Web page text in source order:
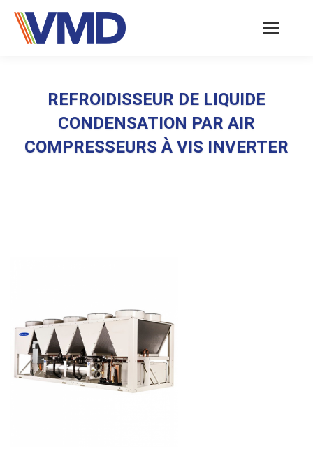
REFROIDISSEUR DE LIQUIDE
CONDENSATION PAR AIR
COMPRESSEURS À VIS INVERTER